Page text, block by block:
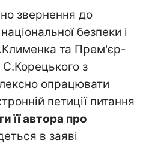
звернення до
безпеки і
та Прем'єр-
С.Корецького з
опрацювати
петиції питання
її автора про
в заяві